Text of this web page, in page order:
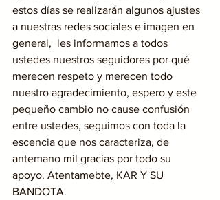
estos días se realizarán algunos ajustes
a nuestras redes sociales e imagen en
general,  les informamos a todos
ustedes nuestros seguidores por qué
merecen respeto y merecen todo
nuestro agradecimiento, espero y este
pequeño cambio no cause confusión
entre ustedes, seguimos con toda la
escencia que nos caracteriza, de
antemano mil gracias por todo su
apoyo. Atentamebte, KAR Y SU
BANDOTA.